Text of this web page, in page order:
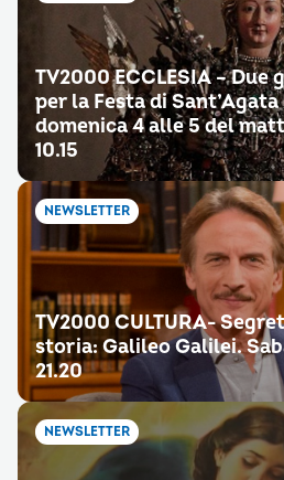
TV2000 ECCLESIA – Due
per la Festa di
domenica 4 alle 5 del
10.15
NEWSLETTER
TV2000 CULTURA-
storia: Galileo Galilei.
21.20
NEWSLETTER